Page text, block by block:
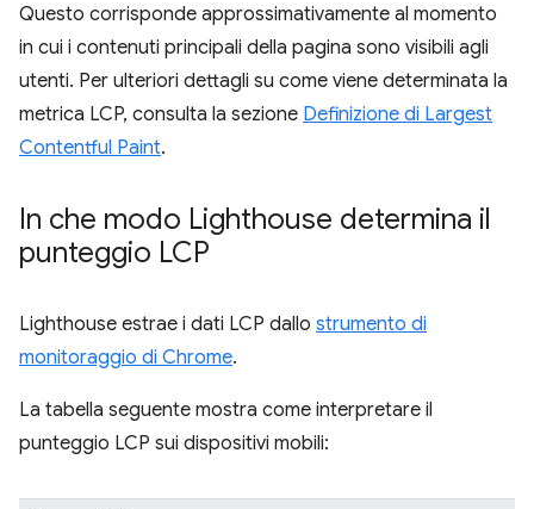
Questo corrisponde approssimativamente al momento
in cui i contenuti principali della pagina sono visibili agli
utenti. Per ulteriori dettagli su come viene determinata la
metrica LCP, consulta la sezione Definizione di Largest
Contentful Paint.
In che modo Lighthouse determina il
punteggio LCP
Lighthouse estrae i dati LCP dallo strumento di
monitoraggio di Chrome.
La tabella seguente mostra come interpretare il
punteggio LCP sui dispositivi mobili: